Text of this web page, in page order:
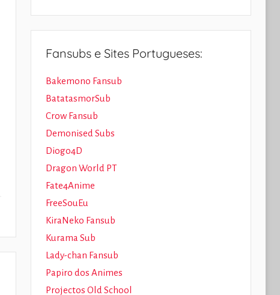
Fansubs e Sites Portugueses:
Bakemono Fansub
BatatasmorSub
Crow Fansub
Demonised Subs
Diogo4D
Dragon World PT
Fate4Anime
FreeSouEu
KiraNeko Fansub
Kurama Sub
Lady-chan Fansub
Papiro dos Animes
Projectos Old School